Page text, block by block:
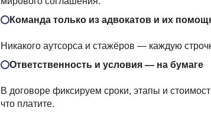
Команда только из адвокатов и их
Никакого аутсорса и стажёров — каждую
Ответственность и условия — на бумаге
В договоре фиксируем сроки, этапы и
что платите.